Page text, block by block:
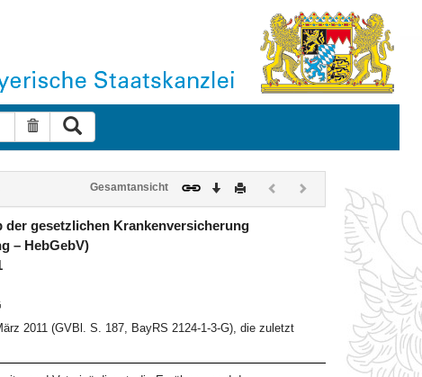
Suche zurücksetzen
Gesamtansicht Download
DruckenVorherigesNächstes
Dokument
(inaktiv)
gesetzlichen Krankenversicherung
– HebGebV)
2011 (GVBl. S. 187, BayRS 2124-1-3-G), die zuletzt